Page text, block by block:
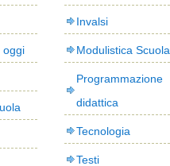
oggi
Invalsi
Modulistica Scuola
Programmazione
didattica
Tecnologia
Testi